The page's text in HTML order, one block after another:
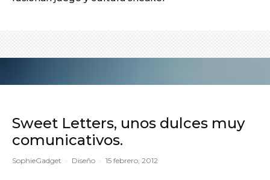
Sweet Letters, unos dulces muy
comunicativos.
SophieGadget · Diseño · 15 febrero, 2012